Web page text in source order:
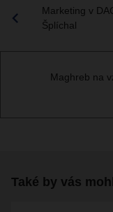
Marketing v
Šplíchal
Maghreb na
Také by vás